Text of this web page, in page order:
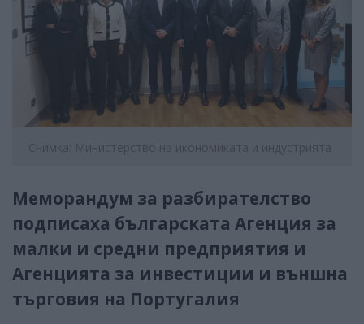
Снимка: Министерство на икономиката и индустрията
Меморандум за разбирателство
подписаха българската Агенция за
малки и средни предприятия и
Агенцията за инвестиции и външна
търговия на Португалия